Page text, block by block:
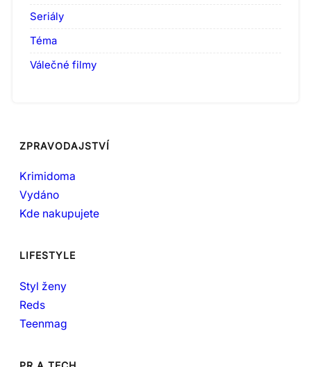
Seriály
Téma
Válečné filmy
ZPRAVODAJSTVÍ
Krimidoma
Vydáno
Kde nakupujete
LIFESTYLE
Styl ženy
Reds
Teenmag